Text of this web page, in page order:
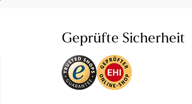
Geprüfte Sicherheit